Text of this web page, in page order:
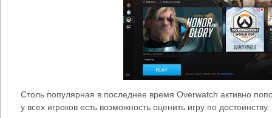
Столь популярная в последнее время Overwatch активно
у всех игроков есть возможность оценить игру по